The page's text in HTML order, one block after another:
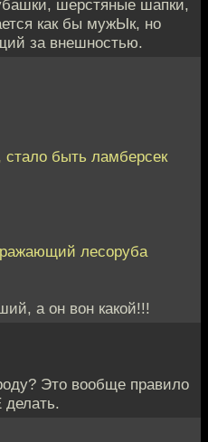
шерстяные шапки,
как бы мужЫк, но
за внешностью.
быть ламберсек
лесоруба
а он вон какой!!!
Это вообще правило
делать.